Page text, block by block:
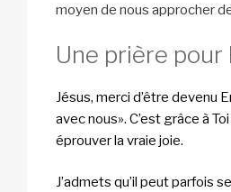
moyen de nous approcher
Une prière pour
Jésus, merci d’être devenu
avec nous». C’est grâce à
éprouver la vraie joie.
J’admets qu’il peut parfois